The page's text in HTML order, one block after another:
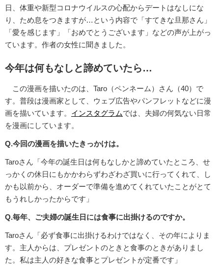
日、体重や新型コロナウイルスの心配からデートはなしにな
り、ため息をつきますが…という内容で「すてきな旦那さん」
「愛を感じます」「おめでとうございます」などの声が上がっ
ています。作者の女性に聞きました。
今年は何もなしと諦めていたら…
この漫画を描いたのは、Taro（ペンネーム）さん（40）で
す。普段は漫画家として、ウェブ広告やパンフレットなどに漫
画を描いています。 インスタグラムでは、夫婦の何気ない日常
を漫画にしています。
Q.今回の漫画を描いたきっかけは。
Taroさん「今年の誕生日は何もなしかと諦めていたところ、せ
っかくの休日にもかかわらずわざわざ買いに行ってくれて、し
かも以前から、オーダーで準備を進めてくれていたことがとて
もうれしかったからです」
Q.毎年、ご夫婦の誕生日には食事に出掛けるのですか。
Taroさん「必ず食事に出掛けるわけではなく、その年によりま
す。主人からは、プレゼントのときと食事のときがありまし
た。私は主人の好きな食事とプレゼントが定番です」